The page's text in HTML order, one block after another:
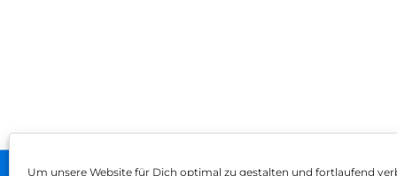
Um unsere Website für Dich optimal zu gestalten und fortlaufend